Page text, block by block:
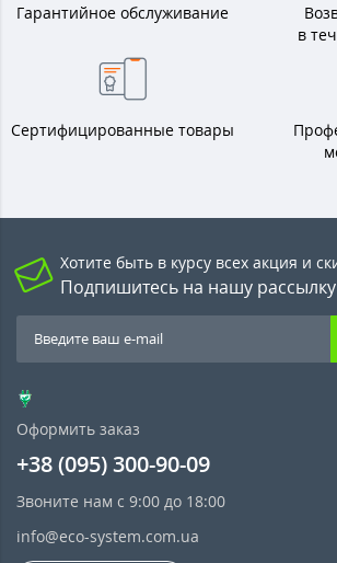
Гарантийное обслуживание
в
Сертифицированные товары
Хотите быть в курсу всех акция и
Подпишитесь на нашу рассылку
Оформить заказ
+38 (095) 300-90-09
Звоните нам с 9:00 до 18:00
info@eco-system.com.ua